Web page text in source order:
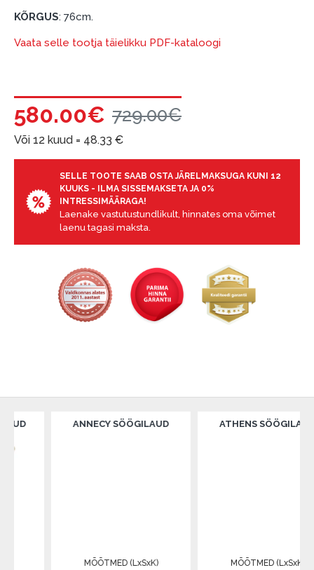
mobile, ESTO konto või pank Swedbank, Luminor,
Lepingu tingimused:
kes on märgitud krediidi saamise lepingus.
Lisateave:
Enne krediidi vormistamist palun tutvuge
kauba tarnetingimustega, samuti
garantii ja tagastamise tingimustega.
Finantsvastutus:
Laenake vastutustundlikult! Enne laenamist
palun hinnake oma finantsvõimalusi.
KÕRGUS: 76cm.
Vaata selle tootja täielikku PDF-kataloogi
580.00€ 729.00€
Või 12 kuud = 48.33 €
SELLE TOOTE SAAB OSTA JÄRELMAKSUGA KUNI 12
KUUKS - ILMA SISSEMAKSETA JA 0%
INTRESSIMÄÄRAGA!
Laenake vastutustundlikult, hinnates oma võimet
laenu tagasi maksta.
ANNECY SÖÖGILAUD
MÕÕTMED (LxSxK)
ATHENS SÖÖGILAUD
MÕÕTMED (LxSxK)